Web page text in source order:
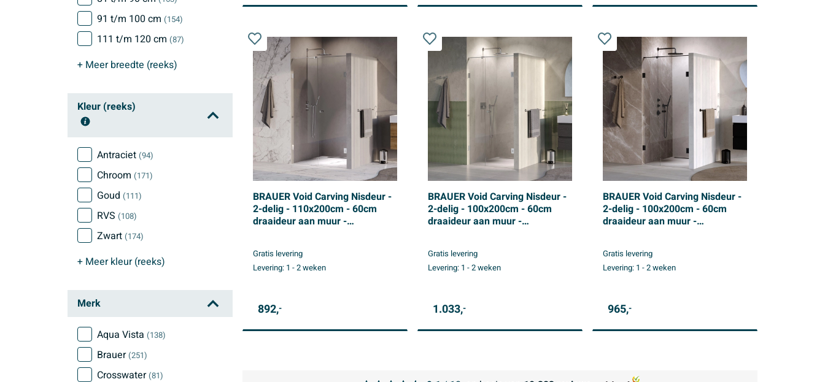
91 t/m 100 cm (154)
111 t/m 120 cm (87)
+ Meerbreedte (reeks)
Kleur (reeks)
Antraciet (94)
Chroom (171)
Goud (111)
RVS (108)
Zwart (174)
+ Meerkleur (reeks)
Merk
Aqua Vista (138)
Brauer(251)
Crosswater(81)
BRAUER Void Carving Nisdeur -
2-delig - 110x200cm - 60cm
draaideur aan muur -
Gratis levering
Levering: 1 - 2 weken
892,-
BRAUER Void Carving Nisdeur -
2-delig - 100x200cm - 60cm
draaideur aan muur -
PVD
Gratis levering
Levering: 1 - 2 weken
1.033,-
BRAUER Void Carving Nisdeur -
2-delig - 100x200cm - 60cm
draaideur aan muur -
Gratis levering
Levering: 1 - 2 weken
965,-